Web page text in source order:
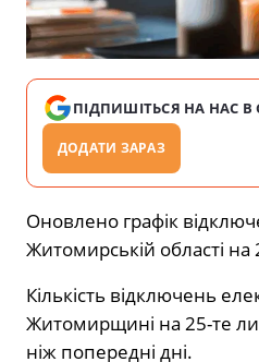
ПІДПИШІТЬСЯ НА НАС В
ДОДАТИ ЗАРАЗ
Оновлено графік
Житомирській області на
Кількість відключень
Житомирщині на 25-те
ніж попередні дні.